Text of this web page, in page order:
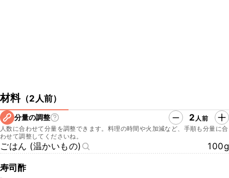
材料（2人前）
分量の調整 2 人前
人数に合わせて分量を調整できます。料理の時間や火加減など、手順も分量に合
わせて調整してくださいね。
ごはん (温かいもの) 100g
寿司酢